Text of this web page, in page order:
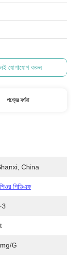
যোগাযোগ করুন
পণ্যের বর্ণনা
China
পিডিএফ
3
g